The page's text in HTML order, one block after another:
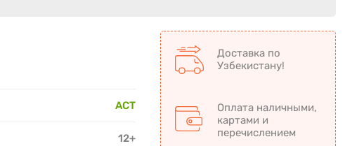
АСТ
12+
Доставка по
Узбекистану!
Оплата наличными,
картами и
перечислением